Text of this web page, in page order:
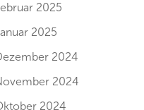
2025
2025
2024
2024
2024